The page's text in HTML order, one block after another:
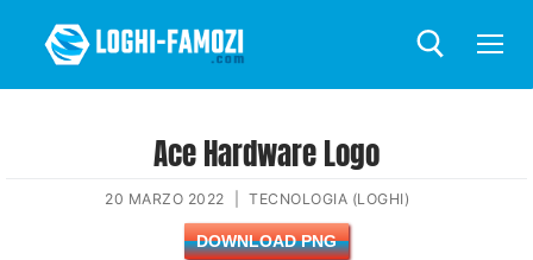
Ace Hardware Logo
20 MARZO 2022 TECNOLOGIA (LOGHI)
DOWNLOAD PNG